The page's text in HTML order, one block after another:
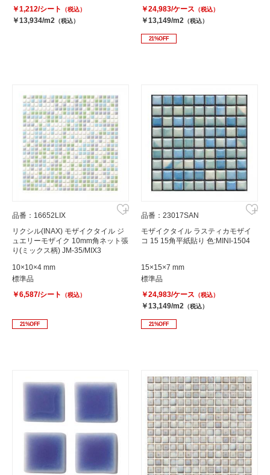
￥1,212/シート
（税込）
￥13,934/m2 （税込）
￥24,983/ケース （税込）
￥13,149/m2 （税込）
21%OFF
品番：16652LIX
リクシル(INAX) モザイクタイル ジ
ュエリーモザイク 10mm角ネット張
り(ミックス柄) JM-35/MIX3
10×10×4 mm
標準品
￥6,587/シート
（税込）
21%OFF
品番：23017SAN
モザイクタイル ラスティカモザイ
コ 15 15角平紙貼り 色:MINI-1504
15×15×7 mm
標準品
￥24,983/ケース （税込）
￥13,149/m2 （税込）
21%OFF